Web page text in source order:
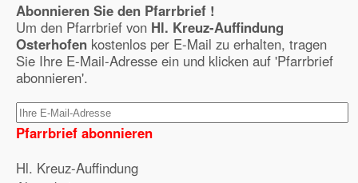
Abonnieren Sie den Pfarrbrief !
Um den Pfarrbrief von Hl. Kreuz-Auffindung
Osterhofen kostenlos per E-Mail zu erhalten, tragen
Sie Ihre E-Mail-Adresse ein und klicken auf 'Pfarrbrief
abonnieren'.
Pfarrbrief abonnieren
Hl. Kreuz-Auffindung